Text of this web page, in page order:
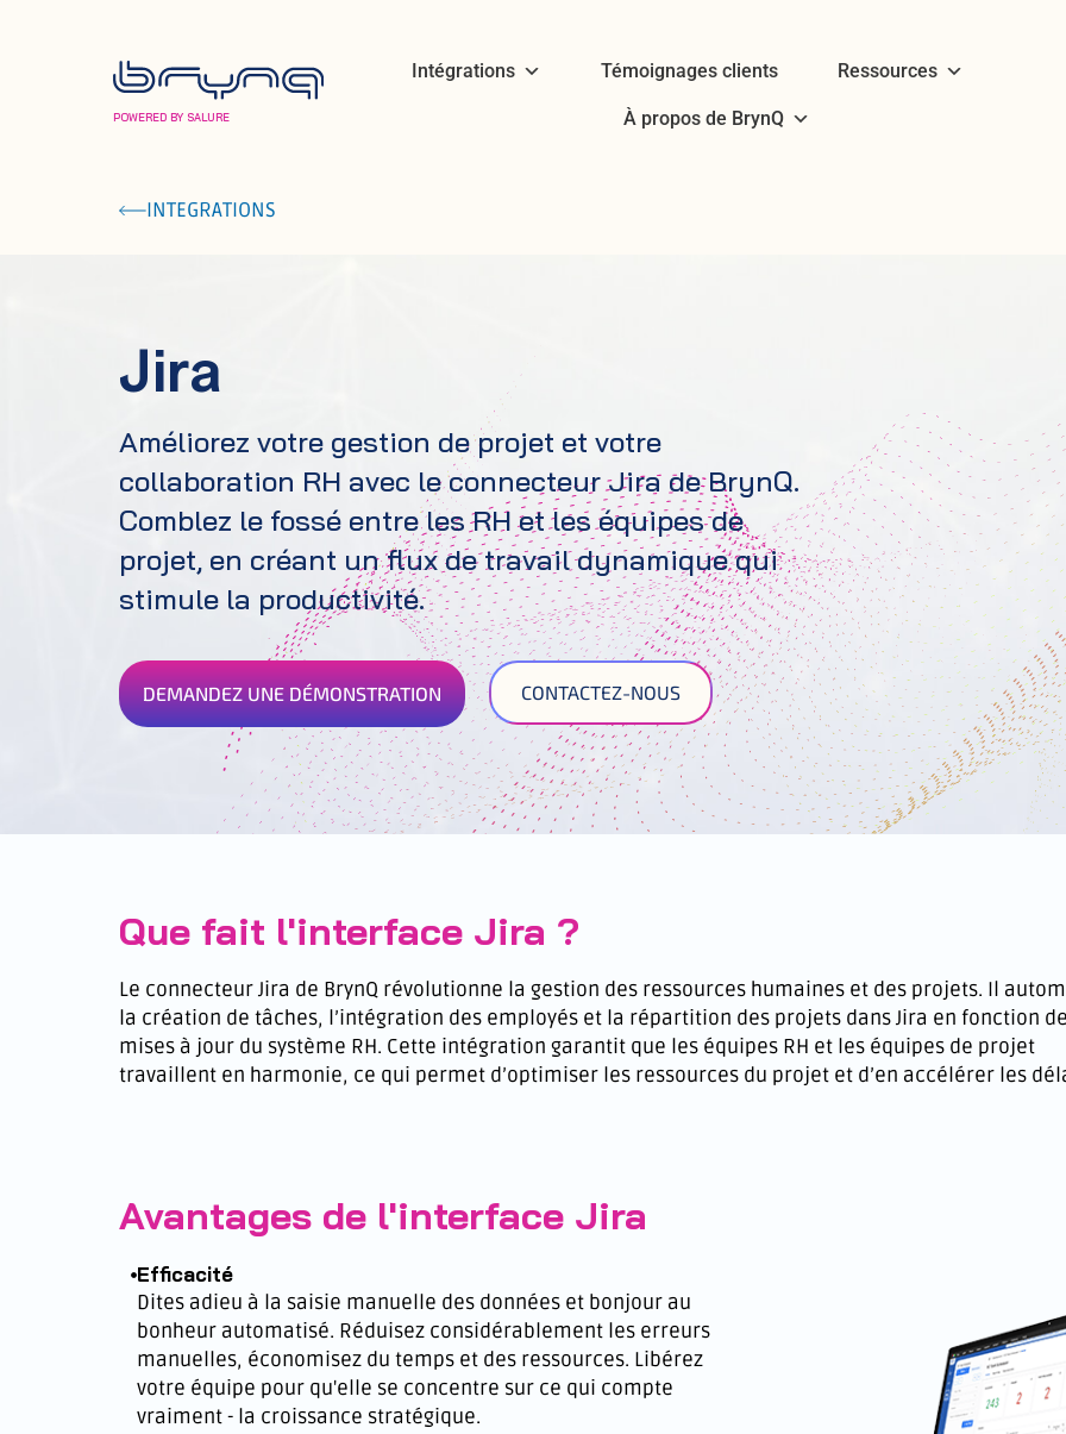
POWERED BY SALURE
Intégrations Témoignages clients Ressources
À propos de BrynQ
INTEGRATIONS
Jira
Améliorez votre gestion de projet et votre
collaboration RH avec le connecteur Jira de BrynQ.
Comblez le fossé entre les RH et les équipes de
projet, en créant un flux de travail dynamique qui
stimule la productivité.
DEMANDEZ UNE DÉMONSTRATION CONTACTEZ-NOUS
Que fait l'interface Jira ?
Le connecteur Jira de BrynQ révolutionne la gestion des ressources humaines et des projets. Il
la création de tâches, l’intégration des employés et la répartition des projets dans Jira en fonction
mises à jour du système RH. Cette intégration garantit que les équipes RH et les équipes de projet
travaillent en harmonie, ce qui permet d’optimiser les ressources du projet et d’en accélérer les
Avantages de l'interface Jira
Efficacité
Dites adieu à la saisie manuelle des données et bonjour au
bonheur automatisé. Réduisez considérablement les erreurs
manuelles, économisez du temps et des ressources. Libérez
votre équipe pour qu'elle se concentre sur ce qui compte
vraiment - la croissance stratégique.